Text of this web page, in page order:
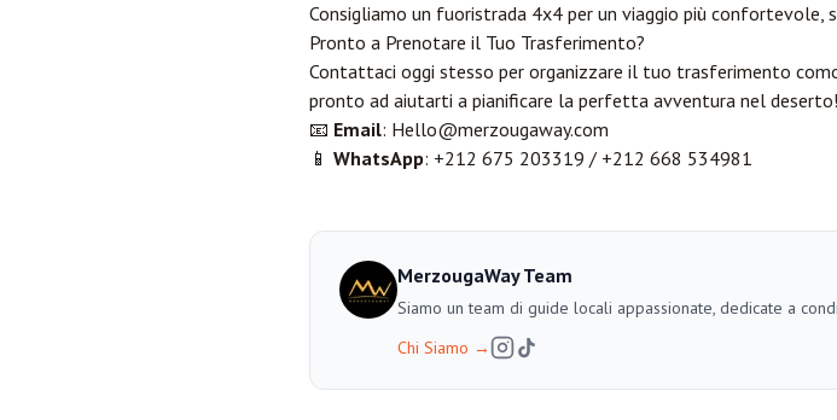
Consigliamo un fuoristrada 4x4 per un viaggio più
Pronto a Prenotare il Tuo Trasferimento?
Contattaci oggi stesso per organizzare il tuo trasferimento
pronto ad aiutarti a pianificare la perfetta avventura nel deserto!
📧 Email: Hello@merzougaway.com
📱 WhatsApp: +212 675 203319 / +212 668 534981
MerzougaWay Team
Siamo un team di guide locali appassionate, dedicate a
Chi Siamo →